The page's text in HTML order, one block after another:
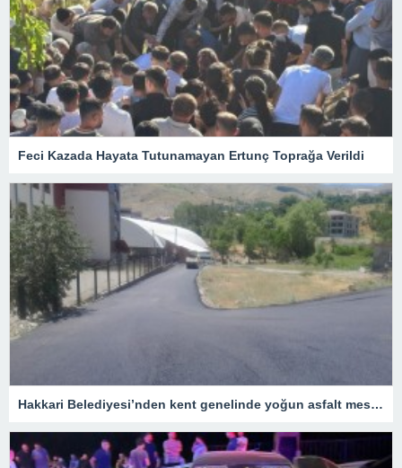
Feci Kazada Hayata Tutunamayan Ertunç Toprağa Verildi
Hakkari Belediyesi’nden kent genelinde yoğun asfalt mesaisi